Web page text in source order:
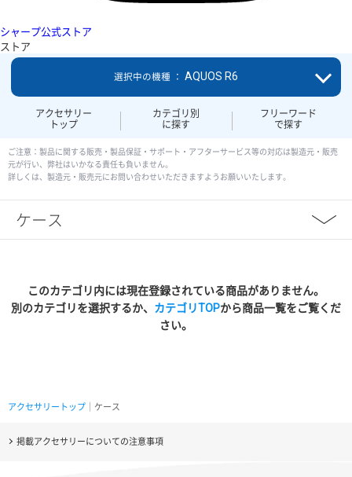
シャープ公式ストア
ストア
アクセサリー
トップ
カテゴリ別
に探す
フリーワード
で探す
選択中の機種 ： AQUOS R6
ご注意：製品に関する販売・製品保証・サポート・アフターサービス等の対応は製造元・販売
元が行い、弊社はいかなる責任も負いません。
詳しくは、製造元・販売元にお問い合わせいただきますようお願いいたします。
ケース
このカテゴリ内には現在登録されている商品がありません。
別のカテゴリを選択するか、 カテゴリTOPから商品一覧をご覧くだ
さい。
アクセサリートップ ｜ケース
掲載アクセサリーについての注意事項